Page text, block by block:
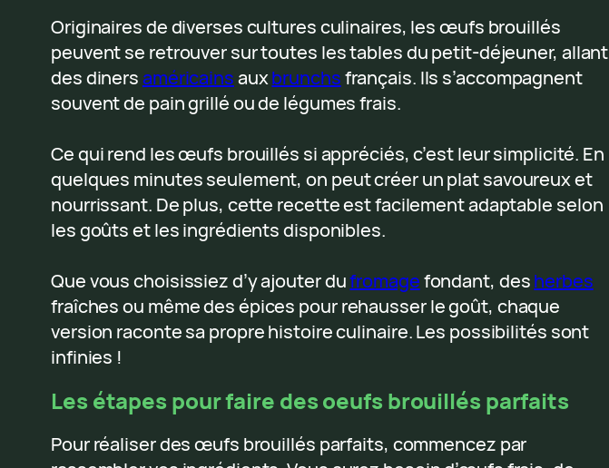
Originaires de diverses cultures culinaires, les œufs brouillés
peuvent se retrouver sur toutes les tables du petit-déjeuner, allant
des dinersaméricainsauxbrunchsfrançais. Ils s’accompagnent
souvent de pain grillé ou de légumes frais.
Ce qui rend les œufs brouillés si appréciés, c’est leur simplicité. En
quelques minutes seulement, on peut créer un plat savoureux et
nourrissant. De plus, cette recette est facilement adaptable selon
les goûts et les ingrédients disponibles.
Que vous choisissiez d’y ajouter dufromagefondant, desherbes
fraîches ou même des épices pour rehausser le goût, chaque
version raconte sa propre histoire culinaire. Les possibilités sont
infinies !
Les étapes pour faire des oeufs brouillés parfaits
Pour réaliser des œufs brouillés parfaits, commencez par